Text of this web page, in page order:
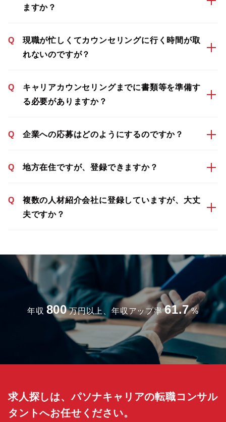
ますか？
Q
現職が忙しくてカウンセリングに行く時間が取
れないのですが？
Q
キャリアカウンセリングまでに書類等を準備す
る必要がありますか？
Q 企業への応募はどのようにするのですか？
Q 地方在住ですが、登録できますか？
Q
複数の人材紹介会社に登録していますが、大丈
夫ですか？
年収 800 万円以上、年収アップ率 61.7 %
求人探しは、パソナキャリアの転職コンサル
タントへお任せください。